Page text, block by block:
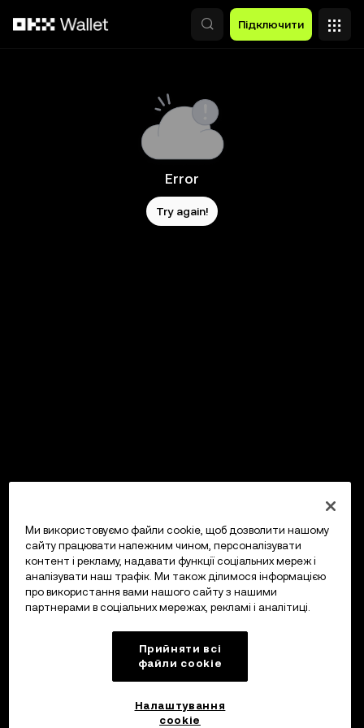
Підключити
Error
Try again!
Ми використовуємо файли cookie, щоб дозволити нашому
сайту працювати належним чином, персоналізувати
контент і рекламу, надавати функції соціальних мереж і
аналізувати наш трафік. Ми також ділимося інформацією
про використання вами нашого сайту з нашими
партнерами в соціальних мережах, рекламі і аналітиці.
Прийняти всі
файли сookie
Налаштування
cookie